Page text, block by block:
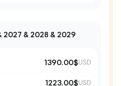
2027 & 2028 & 2029
1390.00$USD
1223.00$USD